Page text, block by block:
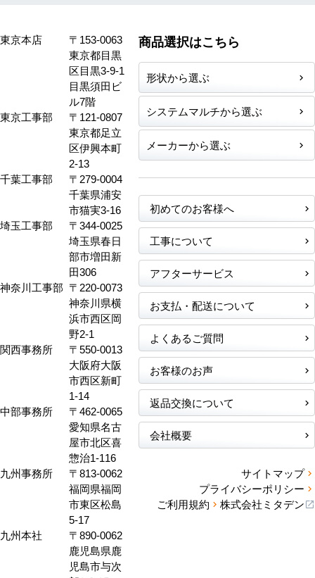
東京本店
〒153-0063
東京都目黒
区目黒3-9-1
目黒須田ビ
ル7階
東京工事部
〒121-0807
東京都足立
区伊興本町
2-13
千葉工事部
〒279-0004
千葉県浦安
市猫実3-16
埼玉工事部
〒344-0025
埼玉県春日
部市増田新
田306
神奈川工事部 〒220-0073
神奈川県横
浜市西区岡
野2-1
関西事務所
〒550-0013
大阪府大阪
市西区新町
1-14
中部事務所
〒462-0065
愛知県名古
屋市北区喜
惣治1-116
九州事務所
〒813-0062
福岡県福岡
市東区松島
5-17
九州本社
〒890-0062
鹿児島県鹿
児島市与次
商品選択はこちら
形状から選ぶ
システムマルチから選ぶ
メーカーから選ぶ
初めてのお客様へ
工事について
アフターサービス
お支払・配送について
よくあるご質問
お客様のお声
返品交換について
会社概要
サイトマップ
プライバシーポリシー
ご利用規約
株式会社ミタデン